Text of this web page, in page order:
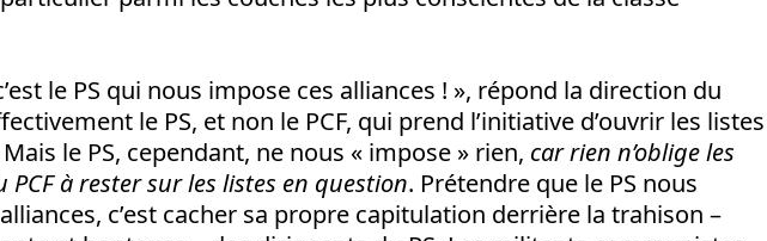
le PS qui nous impose ces alliances ! », répond la direction du
le PS, et non le PCF, qui prend l’initiative d’ouvrir les listes
le PS, cependant, ne nous « impose » rien, car rien n’oblige les
PCF à rester sur les listes en question. Prétendre que le PS nous
c’est cacher sa propre capitulation derrière la trahison –